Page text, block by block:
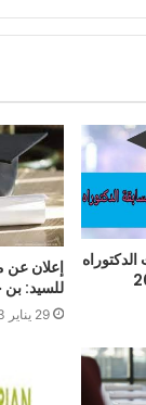
إعلان عن
للسيد:
29 يناير 2023